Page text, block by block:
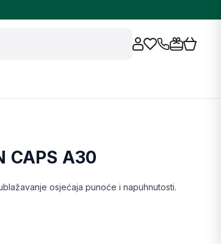
CAPS A30
osjećaja punoće i napuhnutosti.